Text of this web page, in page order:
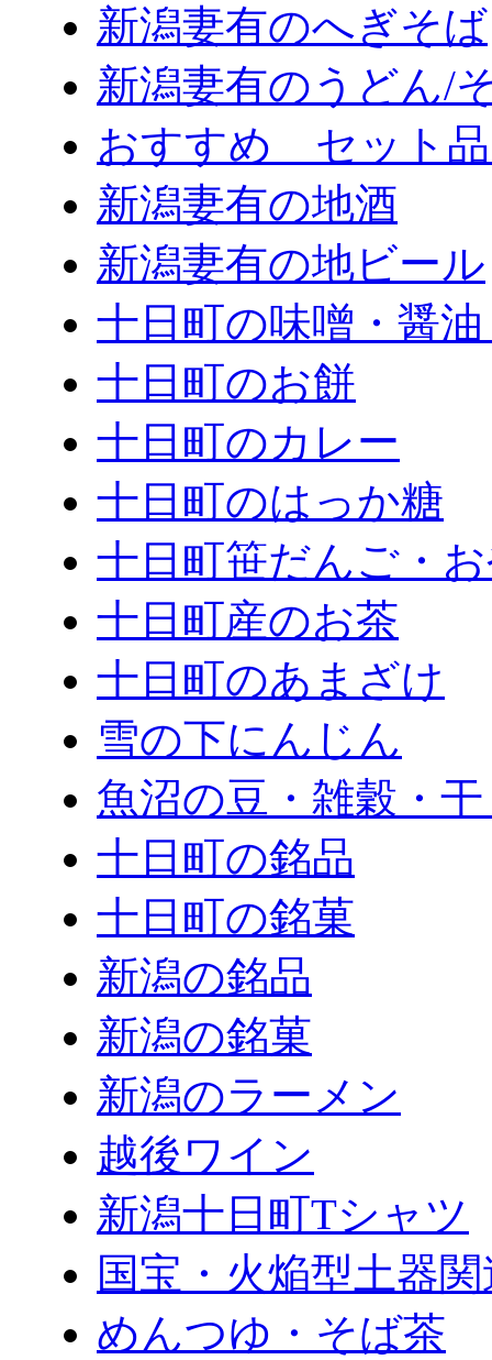
新潟妻有のへぎそば
新潟妻有のうどん/
おすすめ セット
新潟妻有の地酒
新潟妻有の地ビール
十日町の味噌・醤
十日町のお餅
十日町のカレー
十日町のはっか糖
十日町笹だんご・
十日町産のお茶
十日町のあまざけ
雪の下にんじん
魚沼の豆・雑穀・
十日町の銘品
十日町の銘菓
新潟の銘品
新潟の銘菓
新潟のラーメン
越後ワイン
新潟十日町Tシャツ
国宝・火焔型土器
めんつゆ・そば茶